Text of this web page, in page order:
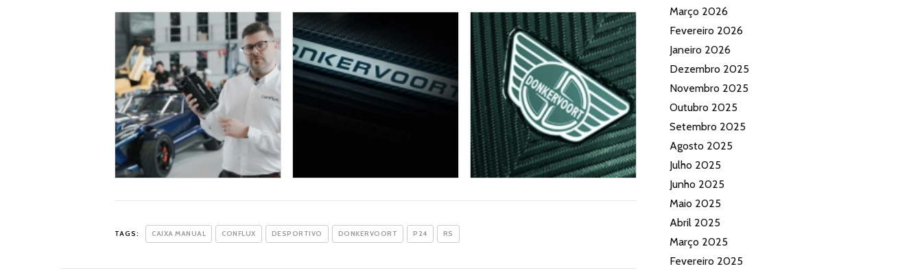
TAGS: CAIXA MANUAL CONFLUX DESPORTIVO DONKERVOORT P24 RS
Março 2026
Fevereiro 2026
Janeiro 2026
Dezembro 2025
Novembro 2025
Outubro 2025
Setembro 2025
Agosto 2025
Julho 2025
Junho 2025
Maio 2025
Abril 2025
Março 2025
Fevereiro 2025